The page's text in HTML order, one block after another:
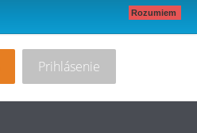
Rozumiem
Prihlásenie